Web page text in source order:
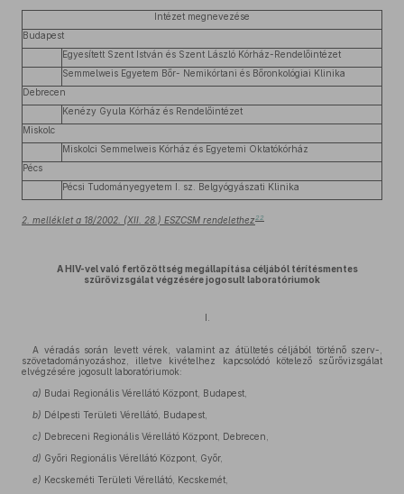
Intézet megnevezése
Budapest
Egyesített Szent István és Szent László Kórház-Rendelőintézet
Semmelweis Egyetem Bőr- Nemikórtani és Bőronkológiai Klinika
Debrecen
Kenézy Gyula Kórház és Rendelőintézet
Miskolc
Miskolci Semmelweis Kórház és Egyetemi Oktatókórház
Pécs
Pécsi Tudományegyetem I. sz. Belgyógyászati Klinika
2. melléklet a 18/2002. (XII. 28.) ESZCSM rendelethez 22
A HIV-vel való fertőzöttség megállapítása céljából térítésmentes
szűrővizsgálat végzésére jogosult laboratóriumok
I.
A véradás során levett vérek, valamint az átültetés céljából történő szerv-,
szövetadományozáshoz, illetve kivételhez kapcsolódó kötelező szűrővizsgálat
elvégzésére jogosult laboratóriumok:
a) Budai Regionális Vérellátó Központ, Budapest,
b) Délpesti Területi Vérellátó, Budapest,
c) Debreceni Regionális Vérellátó Központ, Debrecen,
d) Győri Regionális Vérellátó Központ, Győr,
e) Kecskeméti Területi Vérellátó, Kecskemét,